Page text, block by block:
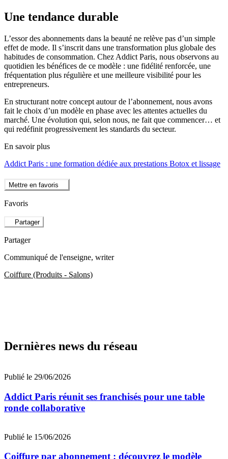
Une tendance durable
L’essor des abonnements dans la beauté ne relève pas d’un simple
effet de mode. Il s’inscrit dans une transformation plus globale des
habitudes de consommation. Chez Addict Paris, nous observons au
quotidien les bénéfices de ce modèle : une fidélité renforcée, une
fréquentation plus régulière et une meilleure visibilité pour les
entrepreneurs.
En structurant notre concept autour de l’abonnement, nous avons
fait le choix d’un modèle en phase avec les attentes actuelles du
marché. Une évolution qui, selon nous, ne fait que commencer… et
qui redéfinit progressivement les standards du secteur.
En savoir plus
Addict Paris : une formation dédiée aux prestations Botox et lissage
Mettre en favoris
Favoris
Partager
Partager
Communiqué de l'enseigne, writer
Coiffure (Produits - Salons)
Dernières news du réseau
Publié le 29/06/2026
Addict Paris réunit ses franchisés pour une table
ronde collaborative
Publié le 15/06/2026
Coiffure par abonnement : découvrez le modèle